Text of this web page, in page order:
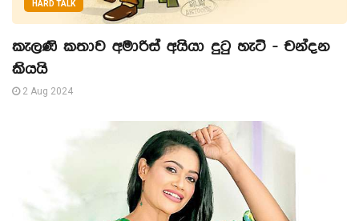
HARD TALK
කැලණි කතාව අමාරිස් අයියා දුටු හැටි - චන්දන
කියයි
2 Aug 2024